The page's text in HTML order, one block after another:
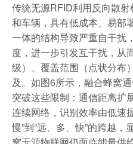
传统无源RFID利用反向散
和车辆，具有低成本、易部
一体的结构导致严重自干扰
度，进一步引发互干扰，从
级）、覆盖范围（点状分布
及。如图6所示，融合蜂窝
突破这些限制：通信距离扩
连续网络，识别效率由低速
慢”到“远、多、快”的跨越